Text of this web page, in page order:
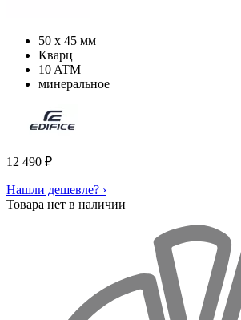
50 х 45 мм
Кварц
10 ATM
минеральное
12 490 ₽
Нашли дешевле? ›
Товара нет в наличии